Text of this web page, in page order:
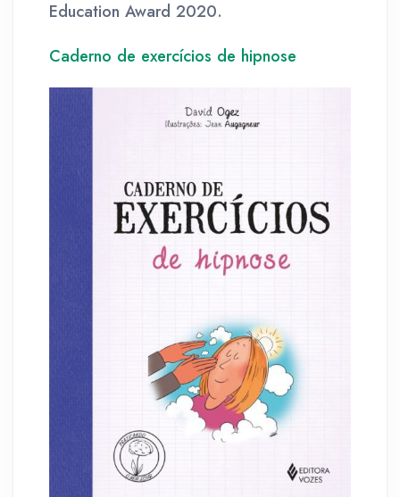
Education Award 2020.
Caderno de exercícios de hipnose